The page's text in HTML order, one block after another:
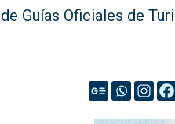
de Guías Oficiales de